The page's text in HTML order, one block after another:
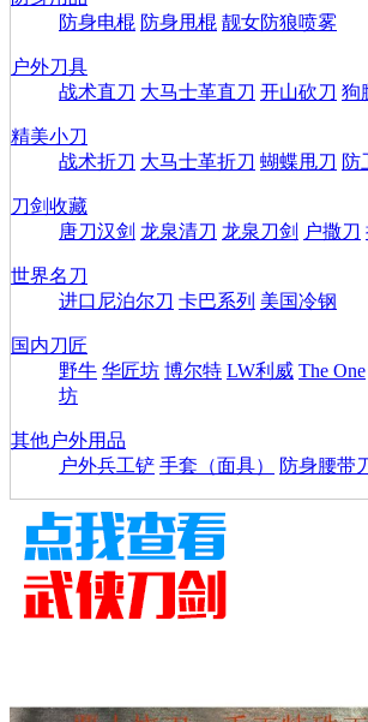
防身电棍 防身甩棍 靓女防狼喷雾
户外刀具
战术直刀 大马士革直刀 开山砍刀 狗
精美小刀
战术折刀 大马士革折刀 蝴蝶甩刀 防
刀剑收藏
唐刀汉剑 龙泉清刀 龙泉刀剑 户撒刀
世界名刀
进口尼泊尔刀 卡巴系列 美国冷钢
国内刀匠
野牛 华匠坊 博尔特 LW利威 The One
坊
其他户外用品
户外兵工铲 手套（面具） 防身腰带